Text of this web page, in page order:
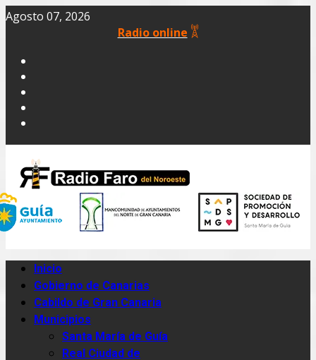
Agosto 07, 2026
Radio online
Inicio
Gobierno de Canarias
Cabildo de Gran Canaria
Municipios
Santa María de Guía
Real Ciudad de